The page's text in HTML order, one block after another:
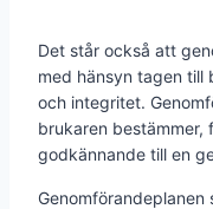
Det står också att
med hänsyn tagen till
och integritet.
brukaren
godkännande till en
Genomförandeplanen